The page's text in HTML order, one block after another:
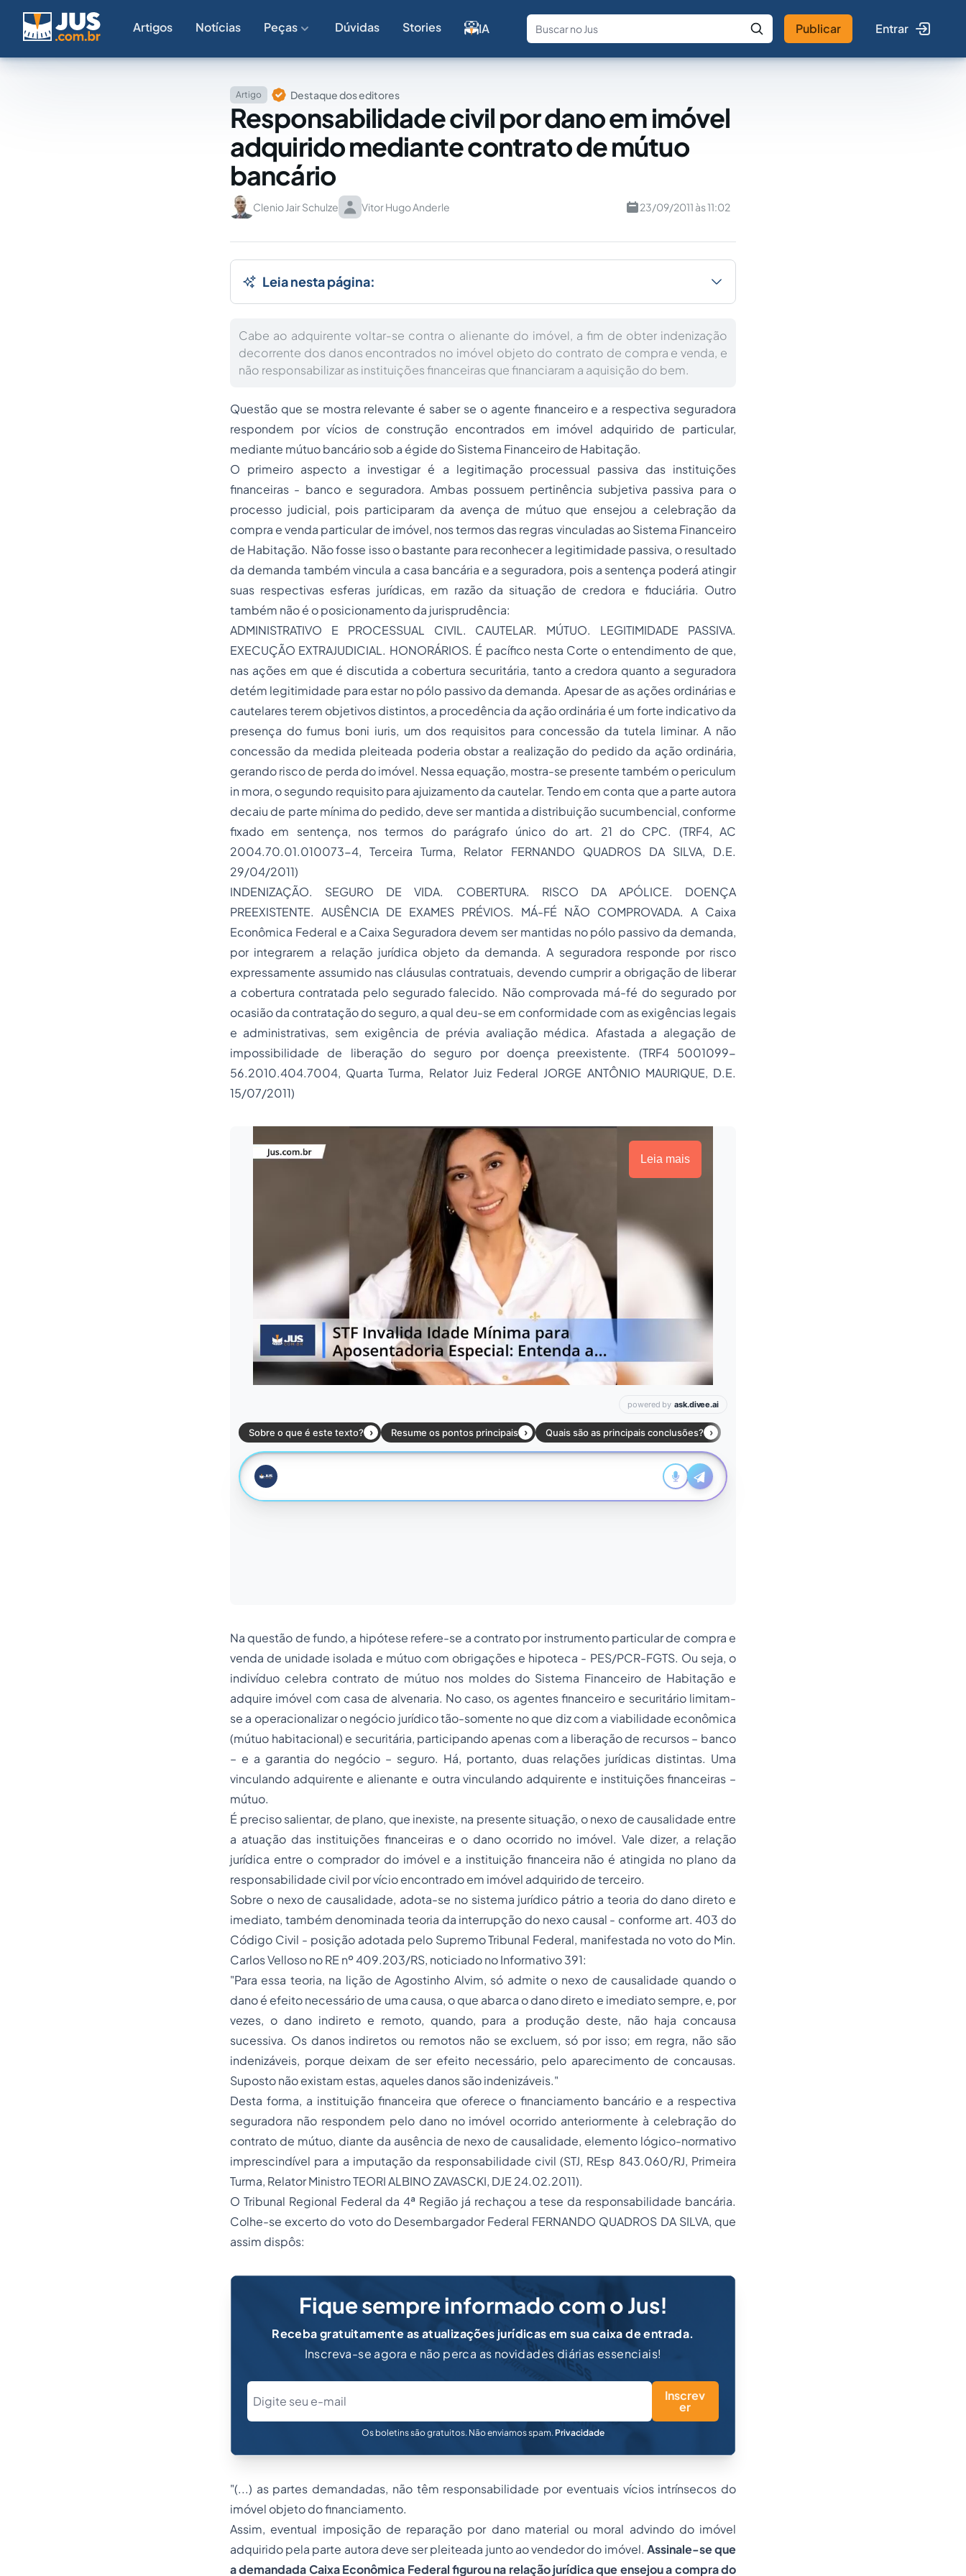
Artigos Notícias Peças Dúvidas Stories IA
Fale com a IA Buscar no Jus
Publicar Entrar
Artigo Destaque dos editores
Responsabilidade civil por dano em imóvel
adquirido mediante contrato de mútuo
bancário
Clenio Jair Schulze Vitor Hugo Anderle 23/09/2011 às 11:02
Leia nesta página:
Cabe ao adquirente voltar-se contra o alienante do imóvel, a fim de obter indenização
decorrente dos danos encontrados no imóvel objeto do contrato de compra e venda, e
não responsabilizar as instituições financeiras que financiaram a aquisição do bem.
Questão que se mostra relevante é saber se o agente financeiro e a respectiva seguradora
respondem por vícios de construção encontrados em imóvel adquirido de particular,
mediante mútuo bancário sob a égide do Sistema Financeiro de Habitação.
O primeiro aspecto a investigar é a legitimação processual passiva das instituições
financeiras - banco e seguradora. Ambas possuem pertinência subjetiva passiva para o
processo judicial, pois participaram da avença de mútuo que ensejou a celebração da
compra e venda particular de imóvel, nos termos das regras vinculadas ao Sistema Financeiro
de Habitação. Não fosse isso o bastante para reconhecer a legitimidade passiva, o resultado
da demanda também vincula a casa bancária e a seguradora, pois a sentença poderá atingir
suas respectivas esferas jurídicas, em razão da situação de credora e fiduciária. Outro
também não é o posicionamento da jurisprudência:
ADMINISTRATIVO E PROCESSUAL CIVIL. CAUTELAR. MÚTUO. LEGITIMIDADE PASSIVA.
EXECUÇÃO EXTRAJUDICIAL. HONORÁRIOS. É pacífico nesta Corte o entendimento de que,
nas ações em que é discutida a cobertura securitária, tanto a credora quanto a seguradora
detém legitimidade para estar no pólo passivo da demanda. Apesar de as ações ordinárias e
cautelares terem objetivos distintos, a procedência da ação ordinária é um forte indicativo da
presença do fumus boni iuris, um dos requisitos para concessão da tutela liminar. A não
concessão da medida pleiteada poderia obstar a realização do pedido da ação ordinária,
gerando risco de perda do imóvel. Nessa equação, mostra-se presente também o periculum
in mora, o segundo requisito para ajuizamento da cautelar. Tendo em conta que a parte autora
decaiu de parte mínima do pedido, deve ser mantida a distribuição sucumbencial, conforme
fixado em sentença, nos termos do parágrafo único do art. 21 do CPC. (TRF4, AC
2004.70.01.010073-4, Terceira Turma, Relator FERNANDO QUADROS DA SILVA, D.E.
29/04/2011)
INDENIZAÇÃO. SEGURO DE VIDA. COBERTURA. RISCO DA APÓLICE. DOENÇA
PREEXISTENTE. AUSÊNCIA DE EXAMES PRÉVIOS. MÁ-FÉ NÃO COMPROVADA. A Caixa
Econômica Federal e a Caixa Seguradora devem ser mantidas no pólo passivo da demanda,
por integrarem a relação jurídica objeto da demanda. A seguradora responde por risco
expressamente assumido nas cláusulas contratuais, devendo cumprir a obrigação de liberar
a cobertura contratada pelo segurado falecido. Não comprovada má-fé do segurado por
ocasião da contratação do seguro, a qual deu-se em conformidade com as exigências legais
e administrativas, sem exigência de prévia avaliação médica. Afastada a alegação de
impossibilidade de liberação do seguro por doença preexistente. (TRF4 5001099-
56.2010.404.7004, Quarta Turma, Relator Juiz Federal JORGE ANTÔNIO MAURIQUE, D.E.
15/07/2011)
Leia mais
Na questão de fundo, a hipótese refere-se a contrato por instrumento particular de compra e
venda de unidade isolada e mútuo com obrigações e hipoteca - PES/PCR-FGTS. Ou seja, o
indivíduo celebra contrato de mútuo nos moldes do Sistema Financeiro de Habitação e
adquire imóvel com casa de alvenaria. No caso, os agentes financeiro e securitário limitam-
se a operacionalizar o negócio jurídico tão-somente no que diz com a viabilidade econômica
(mútuo habitacional) e securitária, participando apenas com a liberação de recursos – banco
– e a garantia do negócio – seguro. Há, portanto, duas relações jurídicas distintas. Uma
vinculando adquirente e alienante e outra vinculando adquirente e instituições financeiras –
mútuo.
É preciso salientar, de plano, que inexiste, na presente situação, o nexo de causalidade entre
a atuação das instituições financeiras e o dano ocorrido no imóvel. Vale dizer, a relação
jurídica entre o comprador do imóvel e a instituição financeira não é atingida no plano da
responsabilidade civil por vício encontrado em imóvel adquirido de terceiro.
Sobre o nexo de causalidade, adota-se no sistema jurídico pátrio a teoria do dano direto e
imediato, também denominadateoria da interrupção do nexo causal - conforme art. 403 do
Código Civil - posição adotada pelo Supremo Tribunal Federal, manifestada no voto do Min.
Carlos Velloso no RE nº 409.203/RS, noticiado no Informativo 391:
"Para essa teoria, na lição de Agostinho Alvim, só admite o nexo de causalidade quando o
dano é efeito necessário de uma causa, o que abarca o dano direto e imediato sempre, e, por
vezes, o dano indireto e remoto, quando, para a produção deste, não haja concausa
sucessiva. Os danos indiretos ou remotos não se excluem, só por isso; em regra, não são
indenizáveis, porque deixam de ser efeito necessário, pelo aparecimento de concausas.
Suposto não existam estas, aqueles danos são indenizáveis."
Desta forma, a instituição financeira que oferece o financiamento bancário e a respectiva
seguradora não respondem pelo dano no imóvel ocorrido anteriormente à celebração do
contrato de mútuo, diante da ausência de nexo de causalidade, elemento lógico-normativo
imprescindível para a imputação da responsabilidade civil (STJ, REsp 843.060/RJ, Primeira
Turma, Relator Ministro TEORI ALBINO ZAVASCKI, DJE 24.02.2011).
O Tribunal Regional Federal da 4ª Região já rechaçou a tese da responsabilidade bancária.
Colhe-se excerto do voto do Desembargador Federal FERNANDO QUADROS DA SILVA, que
assim dispôs:
Fique sempre informado com o Jus!
Receba gratuitamente as atualizações jurídicas em sua caixa de entrada.
Inscreva-se agora e não perca as novidades diárias essenciais!
Inscrev
er
Os boletins são gratuitos. Não enviamos spam. Privacidade
"(...) as partes demandadas, não têm responsabilidade por eventuais vícios intrínsecos do
imóvel objeto do financiamento.
Assim, eventual imposição de reparação por dano material ou moral advindo do imóvel
adquirido pela parte autora deve ser pleiteada junto ao vendedor do imóvel. Assinale-se que
a demandada Caixa Econômica Federal figurou na relação jurídica que ensejou a compra do